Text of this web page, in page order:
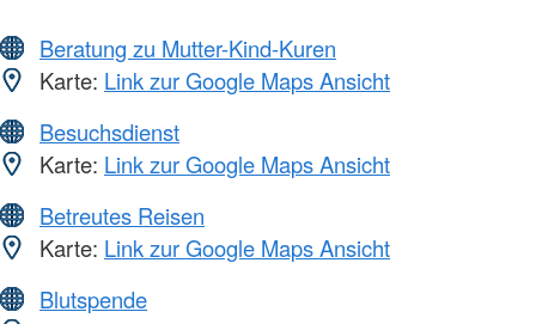
Beratung zu Mutter-Kind-Kuren
Karte: Link zur Google Maps Ansicht
Besuchsdienst
Karte: Link zur Google Maps Ansicht
Betreutes Reisen
Karte: Link zur Google Maps Ansicht
Blutspende